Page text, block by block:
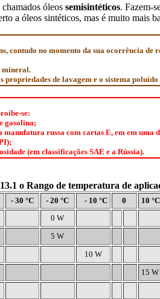
óleos semisintéticos. Fazem-
a óleos sintéticos, mas é muito mais
contudo no momento da sua ocorrência de
mineral.
propriedades de lavagem e o sistema
se:
gasolina;
russa com cartas E, em em
(em classificações SAE e a Rússia).
o Rango de temperatura de
- 30 °C - 20 °C - 10 °C 0 10 °C
0 W
5 W
10 W
15 W